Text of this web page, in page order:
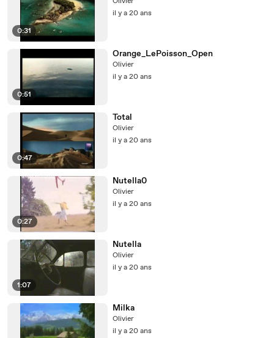
0:31
il y a 20 ans
0:51
Orange_LePoisson_Open
Olivier
il y a 20 ans
0:47
Total
Olivier
il y a 20 ans
0:27
Nutella0
Olivier
il y a 20 ans
1:07
Nutella
Olivier
il y a 20 ans
Milka
Olivier
il y a 20 ans